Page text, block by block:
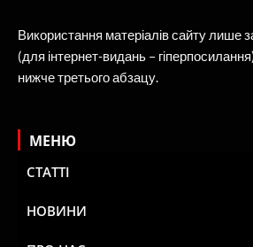
Використання матеріалів сайту лише
(для інтернет-видань –
нижче третього абзацу.
МЕНЮ
СТАТТІ
НОВИНИ